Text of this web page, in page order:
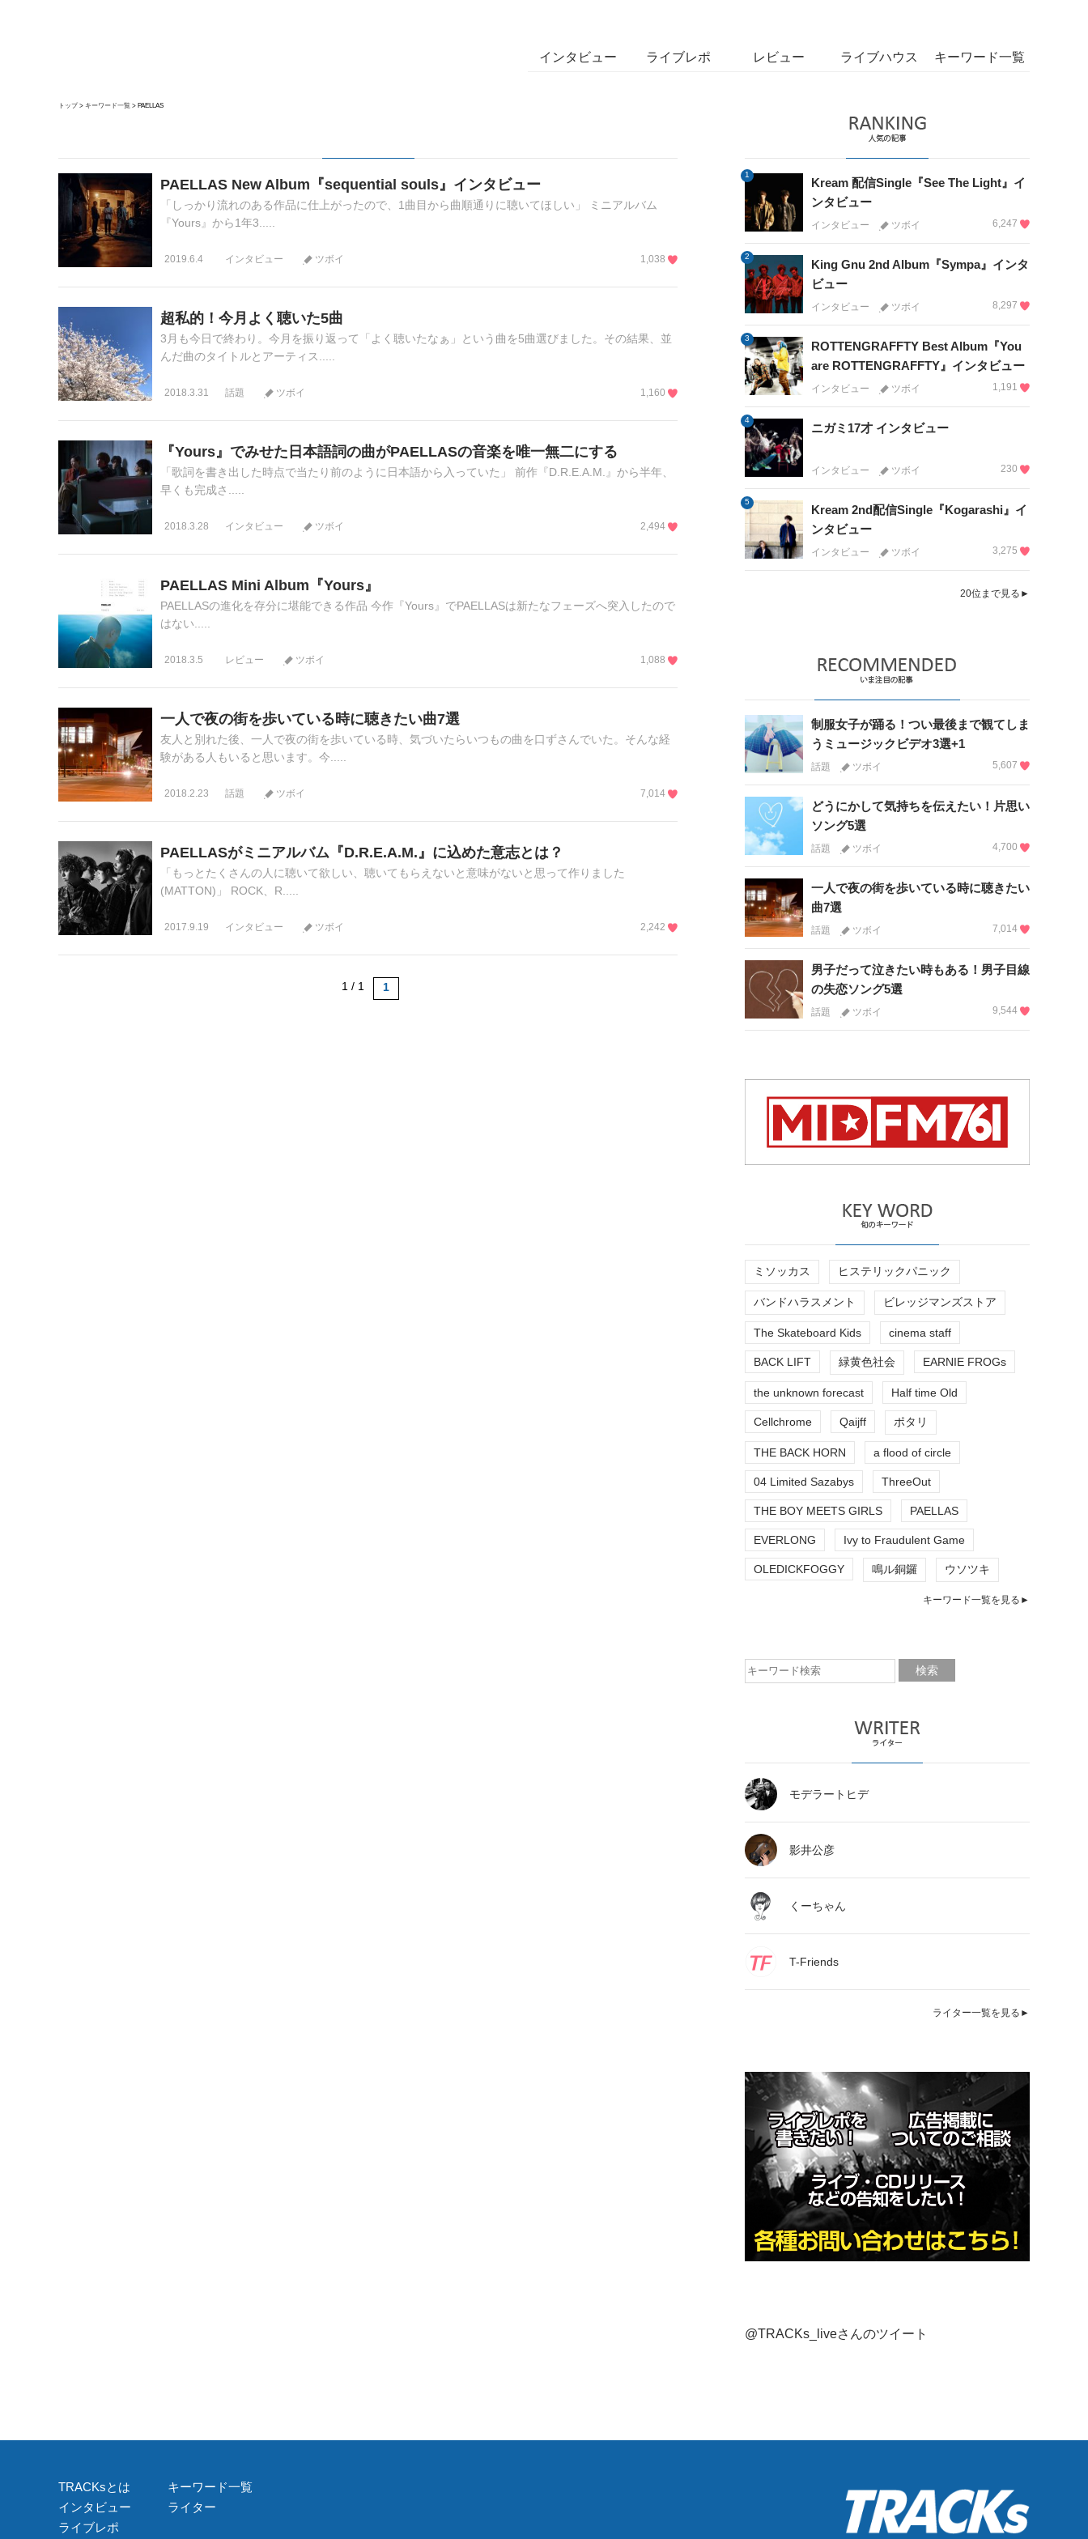
インタビュー ライブレポ レビュー ライブハウス キーワード一覧
トップ キーワード一覧 PAELLAS
PAELLAS New Album『sequential souls』インタビュー
「しっかり流れのある作品に仕上がったので、1曲目から曲順通りに聴いてほしい」 ミニアルバム
『Yours』から1年3.....
2019.6.4 インタビュー ツボイ 1,038
超私的！今月よく聴いた5曲
3月も今日で終わり。今月を振り返って「よく聴いたなぁ」という曲を5曲選びました。その結果、並
んだ曲のタイトルとアーティス.....
2018.3.31 話題 ツボイ 1,160
『Yours』でみせた日本語詞の曲がPAELLASの音楽を唯一無二にする
「歌詞を書き出した時点で当たり前のように日本語から入っていた」 前作『D.R.E.A.M.』から半年、
早くも完成さ.....
2018.3.28 インタビュー ツボイ 2,494
PAELLAS Mini Album『Yours』
PAELLASの進化を存分に堪能できる作品 今作『Yours』でPAELLASは新たなフェーズへ突入したので
はない.....
2018.3.5 レビュー ツボイ 1,088
一人で夜の街を歩いている時に聴きたい曲7選
友人と別れた後、一人で夜の街を歩いている時、気づいたらいつもの曲を口ずさんでいた。そんな経
験がある人もいると思います。今.....
2018.2.23 話題 ツボイ 7,014
PAELLASがミニアルバム『D.R.E.A.M.』に込めた意志とは？
「もっとたくさんの人に聴いて欲しい、聴いてもらえないと意味がないと思って作りました
(MATTON)」 ROCK、R.....
2017.9.19 インタビュー ツボイ 2,242
1 / 1 1
1
Kream 配信Single『See The Light』イ
ンタビュー
インタビュー ツボイ 6,247
2
King Gnu 2nd Album『Sympa』インタ
ビュー
インタビュー ツボイ 8,297
3
ROTTENGRAFFTY Best Album『You
are ROTTENGRAFFTY』インタビュー
インタビュー ツボイ 1,191
4
ニガミ17才 インタビュー
インタビュー ツボイ 230
5
Kream 2nd配信Single『Kogarashi』イ
ンタビュー
インタビュー ツボイ 3,275
20位まで見る►
制服女子が踊る！つい最後まで観てしま
うミュージックビデオ3選+1
話題 ツボイ 5,607
どうにかして気持ちを伝えたい！片思い
ソング5選
話題 ツボイ 4,700
一人で夜の街を歩いている時に聴きたい
曲7選
話題 ツボイ 7,014
男子だって泣きたい時もある！男子目線
の失恋ソング5選
話題 ツボイ 9,544
ミソッカス ヒステリックパニック
バンドハラスメント ビレッジマンズストア
The Skateboard Kids cinema staff
BACK LIFT 緑黄色社会 EARNIE FROGs
the unknown forecast Half time Old
Cellchrome Qaijff ポタリ
THE BACK HORN a flood of circle
04 Limited Sazabys ThreeOut
THE BOY MEETS GIRLS PAELLAS
EVERLONG Ivy to Fraudulent Game
OLEDICKFOGGY 鳴ル銅鑼 ウソツキ
キーワード一覧を見る►
モデラートヒデ
影井公彦
くーちゃん
T-Friends
ライター一覧を見る►
@TRACKs_liveさんのツイート
TRACKsとは
インタビュー
ライブレポ
キーワード一覧
ライター